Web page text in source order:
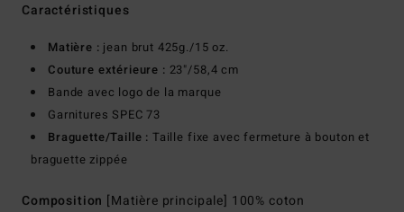
Caractéristiques
Matière : jean brut 425g./15 oz.
Couture extérieure : 23"/58,4 cm
Bande avec logo de la marque
Garnitures SPEC 73
Braguette/Taille : Taille fixe avec fermeture à bouton et
braguette zippée
Composition [Matière principale] 100% coton